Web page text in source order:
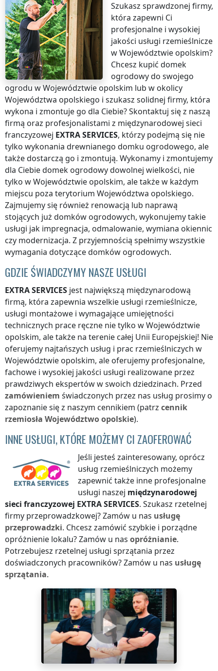
Szukasz sprawdzonej firmy,
która zapewni Ci
profesjonalne i wysokiej
jakości usługi rzemieślnicze
w Województwie opolskim?
Chcesz kupić domek
ogrodowy do swojego
ogrodu w Województwie opolskim lub w okolicy
Województwa opolskiego i szukasz solidnej firmy, która
wykona i zmontuje go dla Ciebie? Skontaktuj się z naszą
firmą oraz profesjonalistami z międzynarodowej sieci
franczyzowej EXTRA SERVICES, którzy podejmą się nie
tylko wykonania drewnianego domku ogrodowego, ale
także dostarczą go i zmontują. Wykonamy i zmontujemy
dla Ciebie domek ogrodowy dowolnej wielkości, nie
tylko w Województwie opolskim, ale także w każdym
miejscu poza terytorium Województwa opolskiego.
Zajmujemy się również renowacją lub naprawą
stojących już domków ogrodowych, wykonujemy takie
usługi jak impregnacja, odmalowanie, wymiana okiennic
czy modernizacja. Z przyjemnością spełnimy wszystkie
wymagania dotyczące domków ogrodowych.
GDZIE ŚWIADCZYMY NASZE USŁUGI
EXTRA SERVICES jest największą międzynarodową
firmą, która zapewnia wszelkie usługi rzemieślnicze,
usługi montażowe i wymagające umiejętności
technicznych prace ręczne nie tylko w Województwie
opolskim, ale także na terenie całej Unii Europejskiej! Nie
oferujemy najtańszych usług i prac rzemieślniczych w
Województwie opolskim, ale oferujemy profesjonalne,
fachowe i wysokiej jakości usługi realizowane przez
prawdziwych ekspertów w swoich dziedzinach. Przed
zamówieniem świadczonych przez nas usług prosimy o
zapoznanie się z naszym cennikiem (patrz cennik
rzemiosła Województwo opolskie).
INNE USŁUGI, KTÓRE MOŻEMY CI ZAOFEROWAĆ
Jeśli jesteś zainteresowany, oprócz
usług rzemieślniczych możemy
zapewnić także inne profesjonalne
usługi naszej międzynarodowej
sieci franczyzowej EXTRA SERVICES. Szukasz rzetelnej
firmy przeprowadzkowej? Zamów u nas usługę
przeprowadzki. Chcesz zamówić szybkie i porządne
opróżnienie lokalu? Zamów u nas opróżnianie.
Potrzebujesz rzetelnej usługi sprzątania przez
doświadczonych pracowników? Zamów u nas usługę
sprzątania.